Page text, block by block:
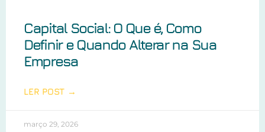
Capital Social: O Que é, Como
Definir e Quando Alterar na Sua
Empresa
LER POST →
março 29, 2026